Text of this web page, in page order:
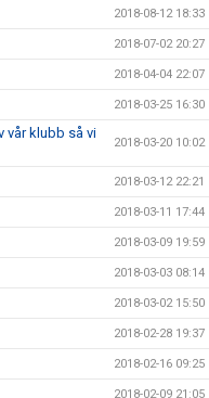
2018-08-12 18:33
2018-07-02 20:27
2018-04-04 22:07
2018-03-25 16:30
vår klubb så vi
2018-03-20 10:02
2018-03-12 22:21
2018-03-11 17:44
2018-03-09 19:59
2018-03-03 08:14
2018-03-02 15:50
2018-02-28 19:37
2018-02-16 09:25
2018-02-09 21:05